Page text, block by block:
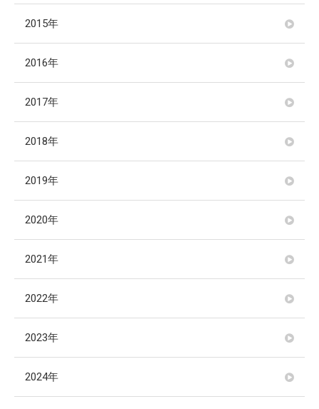
2015年
2016年
2017年
2018年
2019年
2020年
2021年
2022年
2023年
2024年